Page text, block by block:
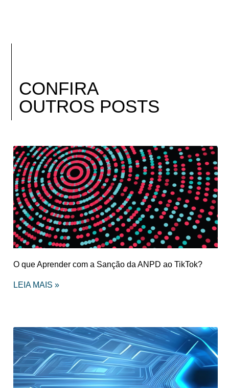
CONFIRA
OUTROS POSTS
O que Aprender com a Sanção da ANPD ao TikTok?
LEIA MAIS »